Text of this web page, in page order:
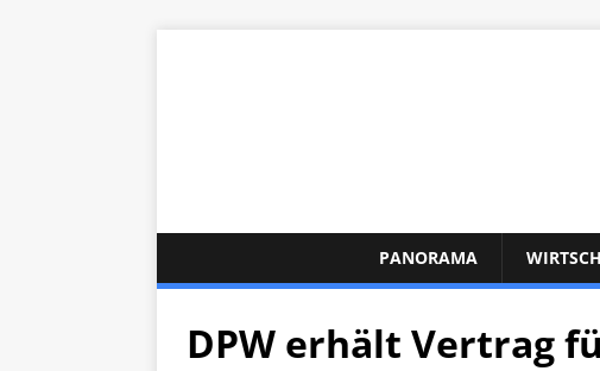
PANORAMA
DPW erhält Vertrag